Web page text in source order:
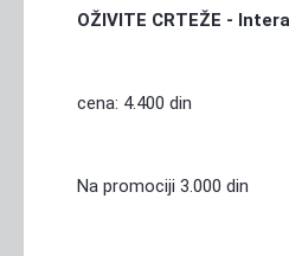
OŽIVITE CRTEŽE -
cena: 4.400 din
Na promociji 3.000 din